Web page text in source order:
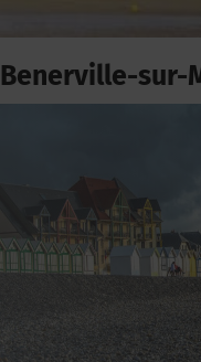
Benerville-sur-